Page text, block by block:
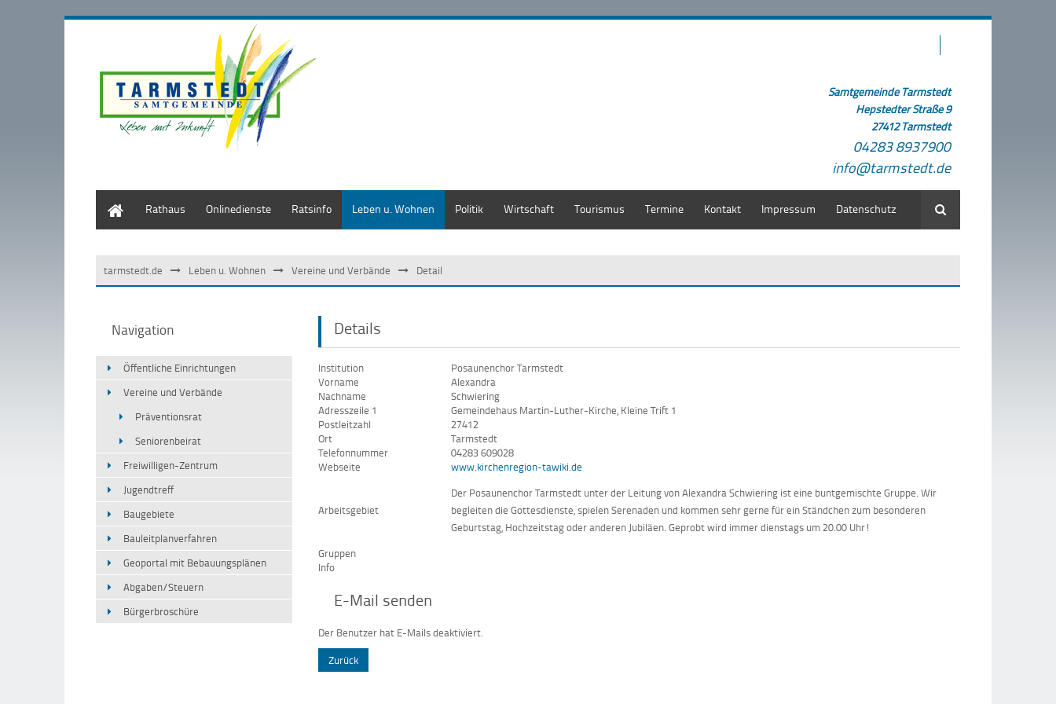
Samtgemeinde Tarmstedt
Hepstedter Straße 9
27412 Tarmstedt
04283 8937900
info@tarmstedt.de
Rathaus Onlinedienste Ratsinfo Leben u. Wohnen Politik Wirtschaft Tourismus Termine Kontakt Impressum Datenschutz Suche
tarmstedt.de Leben u. Wohnen Vereine und Verbände Detail
Navigation
Öffentliche Einrichtungen
Vereine und Verbände
Präventionsrat
Seniorenbeirat
Freiwilligen-Zentrum
Jugendtreff
Baugebiete
Bauleitplanverfahren
Geoportal mit Bebauungsplänen
Abgaben/Steuern
Bürgerbroschüre
Details
Institution
Posaunenchor Tarmstedt
Vorname
Alexandra
Nachname
Schwiering
Adresszeile 1
Gemeindehaus Martin-Luther-Kirche, Kleine Trift 1
Postleitzahl
27412
Ort
Tarmstedt
Telefonnummer
04283 609028
Webseite
www.kirchenregion-tawiki.de
Arbeitsgebiet
Der Posaunenchor Tarmstedt unter der Leitung von Alexandra Schwiering ist eine buntgemischte Gruppe. Wir
begleiten die Gottesdienste, spielen Serenaden und kommen sehr gerne für ein Ständchen zum besonderen
Geburtstag, Hochzeitstag oder anderen Jubiläen. Geprobt wird immer dienstags um 20.00 Uhr!
Gruppen
Info
E-Mail senden
Der Benutzer hat E-Mails deaktiviert.
Zurück